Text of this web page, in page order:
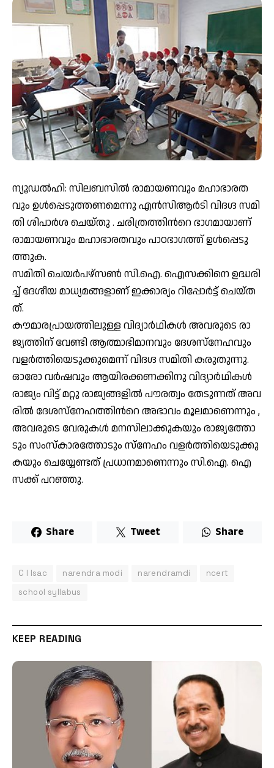
ന്യൂ​ഡ​ൽ​ഹി: സിലബസിൽ രാ​മാ​യ​ണ​വും മ​ഹാ​ഭാ​ര​ത​
വും ഉ​ൾ​പ്പെ​ടു​ത്തണമെന്നു എ​ൻ​സി​ആ​ർ​ടി വി​ദ​ഗ്ദ സ​മി​
തി​ ശി​പാ​ർ​ശ ചെയ്തു . ച​രി​ത്ര​ത്തി​ന്‍റെ ഭാ​ഗ​മാ​യാ​ണ്
രാ​മാ​യ​ണ​വും മ​ഹാ​ഭാ​ര​ത​വും പാ​ഠ​ഭാ​ഗ​ത്ത് ഉ​ൾ​പ്പെ​ടു​
ത്തു​ക.
സ​മി​തി ചെ​യ​ർ​പ​ഴ്‌​സ​ൺ സി.​ഐ. ഐ​സ​ക്കി​നെ ഉ​ദ്ധ​രി​
ച്ച് ദേ​ശീ​യ മാ​ധ്യ​മ​ങ്ങ​ളാ​ണ് ഇ​ക്കാ​ര്യം റി​പ്പോ​ർ​ട്ട് ചെ​യ്ത​
ത്.
കൗ​മാ​ര​പ്രാ​യ​ത്തി​ലു​ള്ള വി​ദ്യാ​ർ​ഥി​ക​ൾ അ​വ​രു​ടെ രാ​
ജ്യ​ത്തി​ന് വേ​ണ്ടി ആ​ത്മാ​ഭി​മാ​ന​വും ദേ​ശ​സ്‌​നേ​ഹ​വും
വ​ള​ർ​ത്തി​യെ​ടു​ക്കു​മെ​ന്ന് വി​ദ​ഗ്ദ സ​മി​തി ക​രു​തു​ന്നു.
ഓ​രോ വ​ർ​ഷ​വും ആ​യി​ര​ക്ക​ണ​ക്കി​നു വി​ദ്യാ​ർ​ഥി​ക​ൾ
രാ​ജ്യം വി​ട്ട് മ​റ്റു രാ​ജ്യ​ങ്ങ​ളി​ൽ പൗ​ര​ത്വം തേ​ടു​ന്ന​ത് അ​വ​
രി​ൽ ദേ​ശ​സ്നേ​ഹ​ത്തി​ന്‍റെ അ​ഭാ​വം മൂ​ല​മാ​ണെന്നും ,
അ​വ​രു​ടെ വേ​രു​ക​ൾ മ​ന​സി​ലാ​ക്കു​ക​യും രാ​ജ്യ​ത്തോ​
ടും സം​സ്കാ​ര​ത്തോ​ടും സ്നേ​ഹം വ​ള​ർ​ത്തി​യെ​ടു​ക്കു​
ക​യും ചെ​യ്യേ​ണ്ട​ത് പ്ര​ധാ​ന​മാ​ണെന്നും സി.​ഐ. ഐ​
സ​ക്ക് പ​റ​ഞ്ഞു.
Share Tweet Share
C I Isac narendra modi narendramdi
ncert
school syllabus
KEEP READING